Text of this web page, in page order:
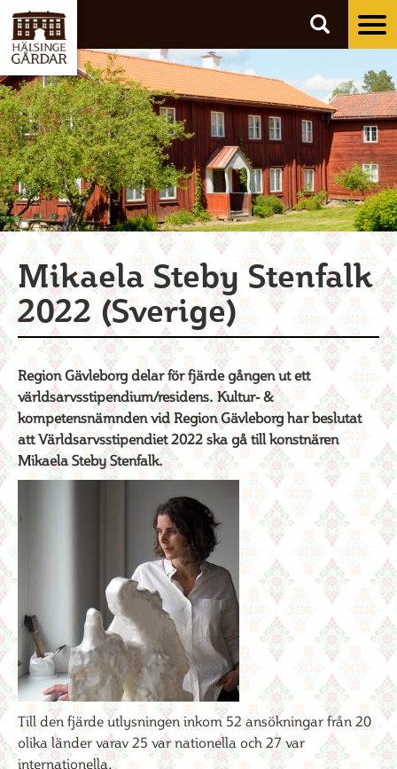
Mikaela Steby Stenfalk
2022 (Sverige)
Region Gävleborg delar för fjärde gången ut ett
världsarvsstipendium/residens. Kultur- &
kompetensnämnden vid Region Gävleborg har beslutat
att Världsarvsstipendiet 2022 ska gå till konstnären
Mikaela Steby Stenfalk.
Till den fjärde utlysningen inkom 52 ansökningar från 20
olika länder varav 25 var nationella och 27 var
internationella.